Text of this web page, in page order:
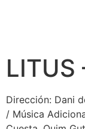
LITUS
Dirección: Dani
/ Música